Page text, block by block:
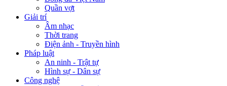
Quần vợt
Giải trí
Âm nhạc
Thời trang
Điện ảnh - Truyền hình
Pháp luật
An ninh - Trật tự
Hình sự - Dân sự
Công nghệ